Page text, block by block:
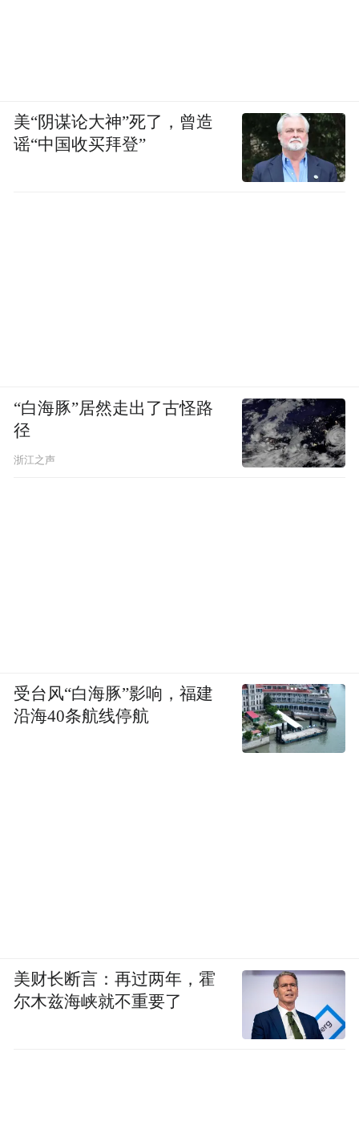
美“阴谋论大神”死了，曾造
谣“中国收买拜登”
“白海豚”居然走出了古怪路
径
浙江之声
受台风“白海豚”影响，福建
沿海40条航线停航
美财长断言：再过两年，霍
尔木兹海峡就不重要了